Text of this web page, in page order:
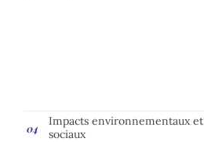
Impacts environnementaux et
sociaux